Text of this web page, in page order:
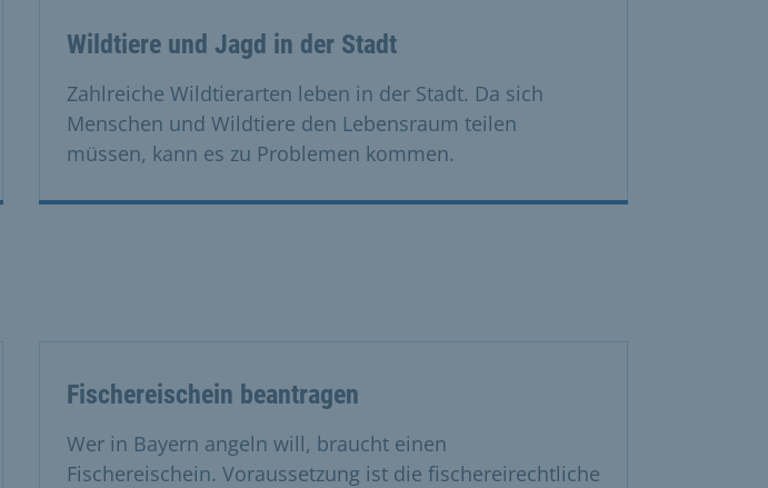
Wildtiere und Jagd in der Stadt
Zahlreiche Wildtierarten leben in der Stadt. Da sich
Menschen und Wildtiere den Lebensraum teilen
müssen, kann es zu Problemen kommen.
Fischereischein beantragen
Wer in Bayern angeln will, braucht einen
Fischereischein. Voraussetzung ist die fischereirechtliche